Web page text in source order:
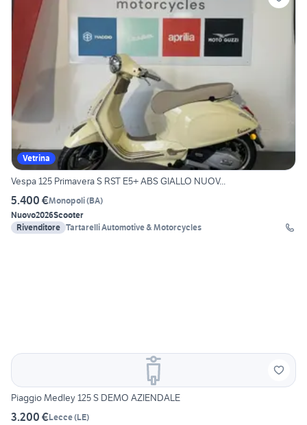
Vetrina
Vespa 125 Primavera S RST E5+ ABS GIALLO NUOV...
5.400 €Monopoli(BA)
Nuovo2026Scooter
Rivenditore Tartarelli Automotive & Motorcycles
Piaggio Medley 125 S DEMO AZIENDALE
3.200 €Lecce(LE)